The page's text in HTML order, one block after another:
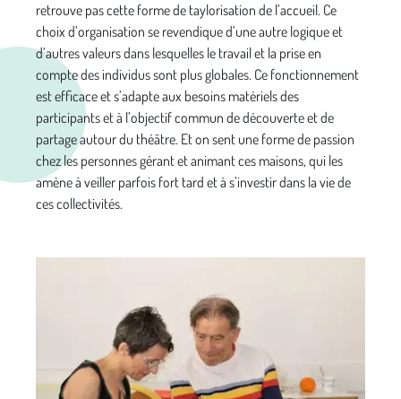
retrouve pas cette forme de taylorisation de l’accueil. Ce
choix d’organisation se revendique d’une autre logique et
d’autres valeurs dans lesquelles le travail et la prise en
compte des individus sont plus globales. Ce fonctionnement
est efficace et s’adapte aux besoins matériels des
participants et à l’objectif commun de découverte et de
partage autour du théâtre. Et on sent une forme de passion
chez les personnes gérant et animant ces maisons, qui les
amène à veiller parfois fort tard et à s’investir dans la vie de
ces collectivités.